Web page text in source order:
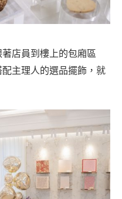
店員到樓上的包廂區
主理人的選品擺飾，就